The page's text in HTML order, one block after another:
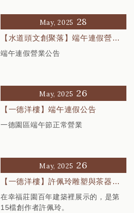
May, 2025 28
【水道頭文創聚落】端午連假營業
公告
端午連假營業公告
May, 2025 26
【一德洋樓】端午連假公告
一德園區端午節正常營業
May, 2025 26
【一德洋樓】許佩玲雕塑與茶器具
個展
在幸福莊園百年建築裡展示的，是第
15檔創作者許佩玲。